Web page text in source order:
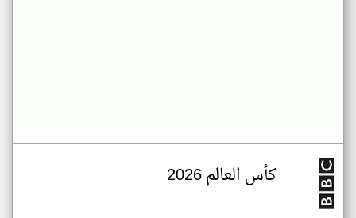
كأس العالم 2026